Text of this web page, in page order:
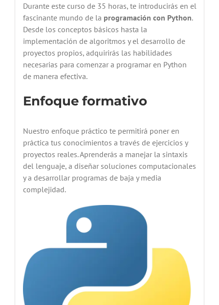
Durante este curso de 35 horas, te introducirás en el
fascinante mundo de la programación con Python.
Desde los conceptos básicos hasta la
implementación de algoritmos y el desarrollo de
proyectos propios, adquirirás las habilidades
necesarias para comenzar a programar en Python
de manera efectiva.
Enfoque formativo
Nuestro enfoque práctico te permitirá poner en
práctica tus conocimientos a través de ejercicios y
proyectos reales. Aprenderás a manejar la sintaxis
del lenguaje, a diseñar soluciones computacionales
y a desarrollar programas de baja y media
complejidad.